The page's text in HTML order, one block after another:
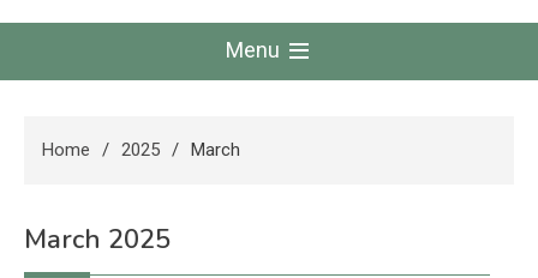
Menu
Home 2025 March
March 2025